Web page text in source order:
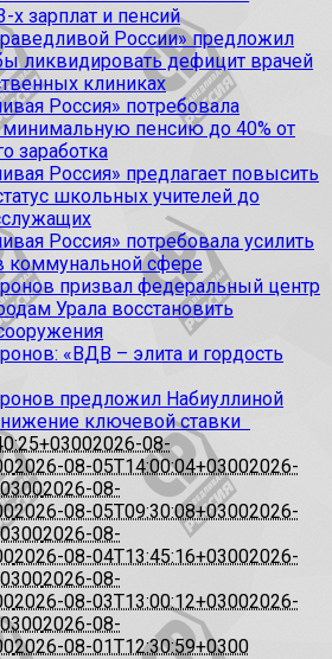
х зарплат и пенсий
России» предложил
ликвидировать дефицит врачей
клиниках
Россия» потребовала
минимальную пенсию до 40% от
заработка
Россия» предлагает повысить
школьных учителей до
Россия» потребовала усилить
коммунальной сфере
призвал федеральный центр
Урала восстановить
«ВДВ – элита и гордость
предложил Набиуллиной
ключевой ставки
2026-08-
2026-08-05T14:00:04+03002026-
2026-08-
2026-08-05T09:30:08+03002026-
2026-08-
2026-08-04T13:45:16+03002026-
2026-08-
2026-08-03T13:00:12+03002026-
2026-08-
2026-08-01T12:30:59+0300